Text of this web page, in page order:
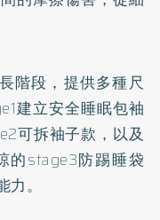
階段，提供多種尺
建立安全睡眠包袖
可拆袖子款，以及
的stage3防踢睡袋
。